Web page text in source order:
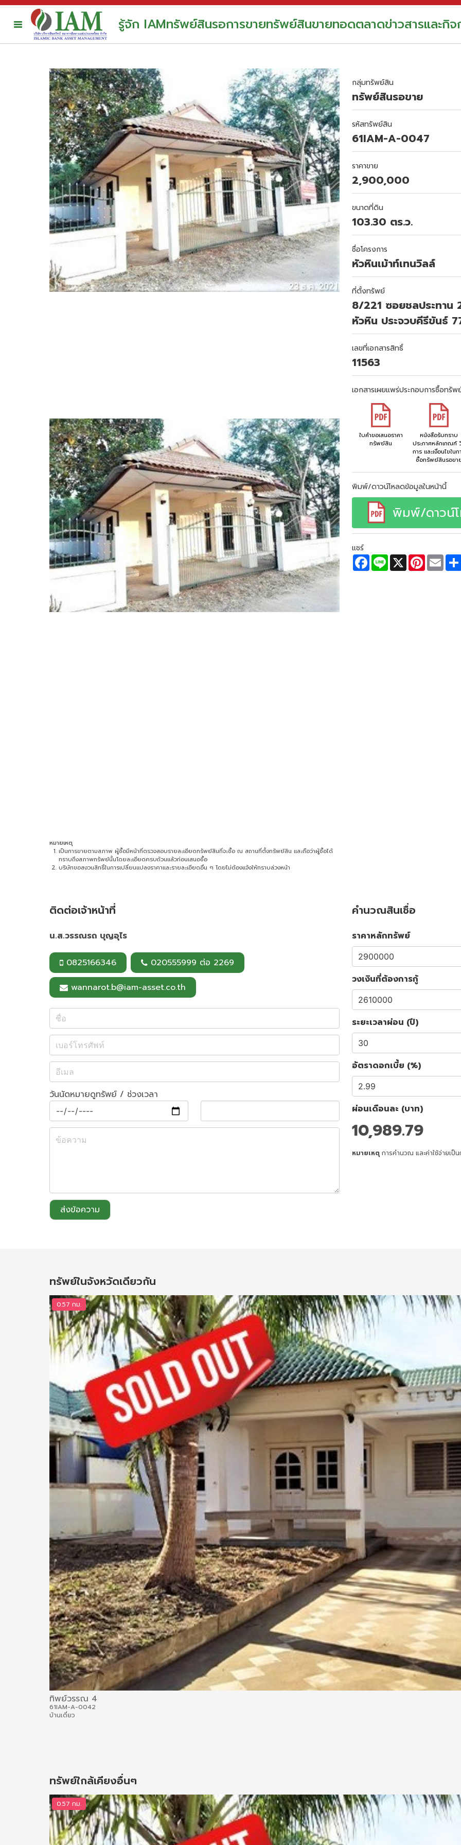
รู้จัก IAMทรัพย์สินรอการขายทรัพย์สินขายทอดตลาดข่าวสารและกิ
หมายเหตุ
เป็นการขายตามสภาพ ผู้ซื้อมีหน้าที่ตรวจสอบรายละเอียดทรัพย์สินที่จะซื้อ ณ สถานที่ตั้งทรัพย์สิน และถือว่าผู้ซื้อได้
ทราบถึงสภาพทรัพย์นั้นโดยละเอียดครบถ้วนแล้วก่อนเสนอซื้อ
บริษัทขอสงวนสิทธิ์ในการเปลี่ยนแปลงราคาและรายละเอียดอื่น ๆ โดยไม่ต้องแจ้งให้ทราบล่วงหน้า
กลุ่มทรัพย์สิน
ทรัพย์สินรอขาย
รหัสทรัพย์สิน
61IAM-A-0047
ราคาขาย
2,900,000
ขนาดที่ดิน
103.30 ตร.ว.
ชื่อโครงการ
หัวหินเม้าท์เทนวิลล์
ที่ตั้งทรัพย์
8/221 ซอยชลประทาน
หัวหิน ประจวบคีรีขันธ์
เลขที่เอกสารสิทธิ์
11563
เอกสารเผยแพร่ประกอบการซื้อทรัพ
ใบคำขอเสนอราคา
ทรัพย์สิน
หนังสือรับทราบ
ประกาศหลักเกณฑ์
การ และเงื่อนไขในก
ซื้อทรัพย์สินรอขา
พิมพ์/ดาวน์โหลดข้อมูลในหน้านี้
พิมพ์/ดาวน์
แชร์
F
a
c
L
n
X P
n
E
m
a
ติดต่อเจ้าหน้าที่
น.ส.วรรณรถ บุญอุไร
0825166346
020555999 ต่อ 2269
wannarot.b@iam-asset.co.th
วันนัดหมายดูทรัพย์ / ช่วงเวลา
ส่งข้อความ
คำนวณสินเชื่อ
ราคาหลักทรัพย์
วงเงินที่ต้องการกู้
ระยะเวลาผ่อน (ปี)
อัตราดอกเบี้ย (%)
ผ่อนเดือนละ (บาท)
10,989.79
หมายเหตุ การคำนวณ และค่าใช้จ่ายเป็
ทรัพย์ในจังหวัดเดียวกัน
0.57 กม.
ทิพย์วรรณ 4
61IAM-A-0042
บ้านเดี่ยว
ทรัพย์ใกล้เคียงอื่นๆ
0.57 กม.